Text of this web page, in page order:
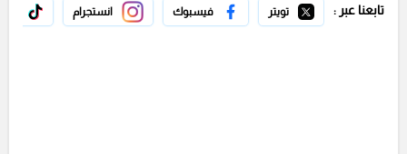
تابعنا عبر : تويتر فيسبوك انستجرام